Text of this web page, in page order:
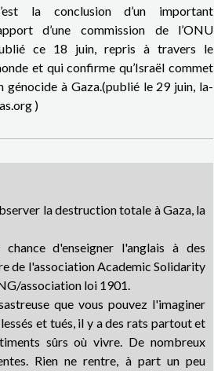
la conclusion d’un important
d’une commission de l’ONU
ce 18 juin, repris à travers le
et qui confirme qu’Israël commet
génocide à Gaza.(publié le 29 juin, la-
)
la destruction totale à Gaza, la
d'enseigner l'anglais à des
de l'association Academic Solidarity
association loi 1901.
que vous pouvez l'imaginer
et tués, il y a des rats partout et
sûrs où vivre. De nombreux
Rien ne rentre, à part un peu